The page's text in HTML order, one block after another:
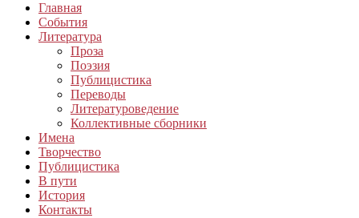
Главная
События
Литература
Проза
Поэзия
Публицистика
Переводы
Литературоведение
Коллективные сборники
Имена
Творчество
Публицистика
В пути
История
Контакты